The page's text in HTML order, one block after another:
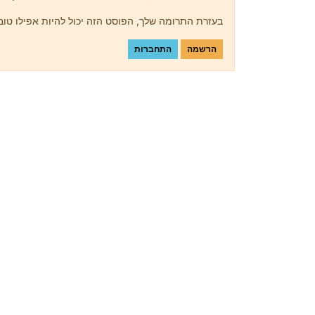
בעזרת התרומה שלך, הפוסט הזה יכול להיות אפילו
הרשמה התחברות